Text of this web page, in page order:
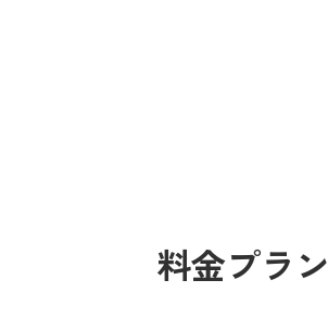
料金プラン